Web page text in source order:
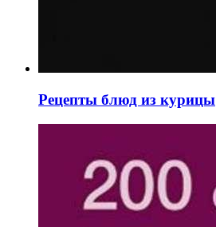
Рецепты блюд из курицы